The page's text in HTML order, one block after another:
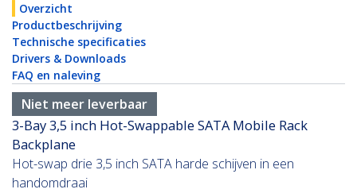
Overzicht
Productbeschrijving
Technische specificaties
Drivers & Downloads
FAQ en naleving
Niet meer leverbaar
3-Bay 3,5 inch Hot-Swappable SATA Mobile Rack
Backplane
Hot-swap drie 3,5 inch SATA harde schijven in een
handomdraai